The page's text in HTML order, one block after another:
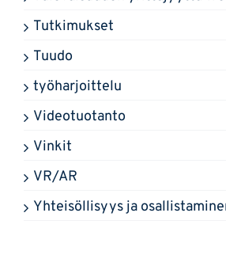
Tutkimukset
Tuudo
työharjoittelu
Videotuotanto
Vinkit
VR/AR
Yhteisöllisyys ja